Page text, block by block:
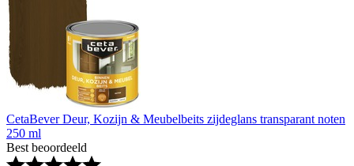
CetaBever Deur, Kozijn & Meubelbeits zijdeglans transparant noten
250 ml
Best beoordeeld